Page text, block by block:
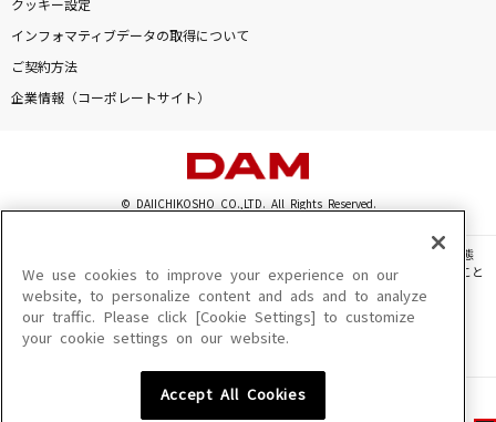
クッキー設定
インフォマティブデータの取得について
ご契約方法
企業情報（コーポレートサイト）
© DAIICHIKOSHO CO.,LTD. All Rights Reserved.
このサイトに掲載されている一切の文章・画像・写真・動画・音声等を、手段や形態
を問わず、著作権法の定める範囲を超えて無断で複製、転載、ファイル化などすること
を禁じます。
楽曲及びコンテンツは、機種によりご利用いただけない場合があります。
楽曲及びコンテンツの配信日、配信内容が変更になる場合があります。
We use cookies to improve your experience on our
website, to personalize content and ads and to analyze
our traffic. Please click [Cookie Settings] to customize
your cookie settings on our website.
Accept All Cookies